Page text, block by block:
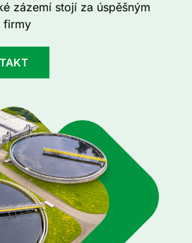
zázemí stojí za úspěšným
firmy